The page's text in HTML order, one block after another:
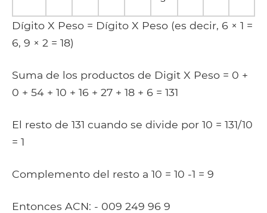
Dígito X Peso = Dígito X Peso (es decir, 6 × 1 =
6, 9 × 2 = 18)
Suma de los productos de Digit X Peso = 0 +
0 + 54 + 10 + 16 + 27 + 18 + 6 = 131
El resto de 131 cuando se divide por 10 = 131/10
= 1
Complemento del resto a 10 = 10 -1 = 9
Entonces ACN: - 009 249 96 9